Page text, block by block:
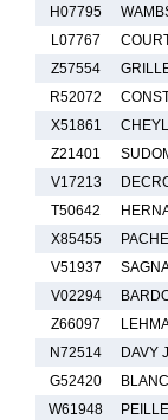
H07795
L07767
Z57554
R52072
X51861
Z21401
V17213
T50642
X85455
V51937
V02294
Z66097
N72514
DAVY
G52420
W61948